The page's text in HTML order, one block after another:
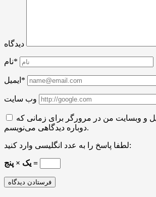
دیدگاه
نام*
ایمیل*
وب سایت
و وبسایت من در مرورگر برای زمانی که
دوباره دیدگاهی می‌نویسم.
لطفا پاسخ را به عدد انگلیسی وارد کنید:
یک × پنج =